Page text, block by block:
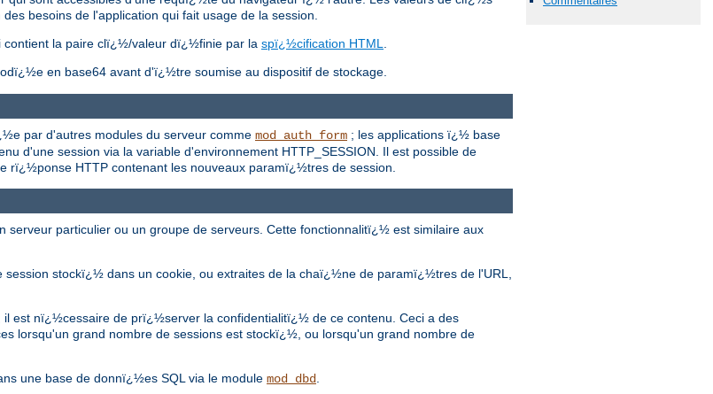
besoins de l'application qui fait usage de la session.
contient la paire clï¿½/valeur dï¿½finie par la spï¿½cification HTML.
en base64 avant d'ï¿½tre soumise au dispositif de stockage.
par d'autres modules du serveur comme mod_auth_form ; les applications ï¿½ base
d'une session via la variable d'environnement HTTP_SESSION. Il est possible de
HTTP contenant les nouveaux paramï¿½tres de session.
particulier ou un groupe de serveurs. Cette fonctionnalitï¿½ est similaire aux
stockï¿½ dans un cookie, ou extraites de la chaï¿½ne de paramï¿½tres de l'URL,
est nï¿½cessaire de prï¿½server la confidentialitï¿½ de ce contenu. Ceci a des
lorsqu'un grand nombre de sessions est stockï¿½, ou lorsqu'un grand nombre de
une base de donnï¿½es SQL via le module mod_dbd.